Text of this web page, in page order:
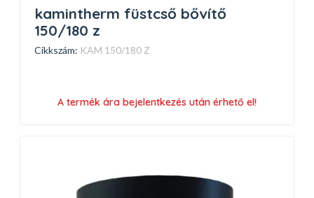
kamintherm füstcső bővítő
150/180 z
Cikkszám: KAM 150/180 Z
A termék ára bejelentkezés után érhető el!